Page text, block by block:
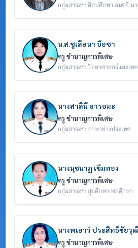
กลุ่มสาระฯ: ศิลปศึกษา ดนตรี น
น.ส.ซูเลียนา บือซา
ครู ชำนาญการพิเศษ
กลุ่มสาระฯ: วิทยาศาสตร์และเท
นางสาลินี อารอมะ
ครู ชำนาญการพิเศษ
กลุ่มสาระฯ: ภาษาต่างประเทศ
นางนุชนาฏ เข็มทอง
ครู ชำนาญการพิเศษ
กลุ่มสาระฯ: สุขศึกษา พลศึกษา
นางพเยาว์ ประสิทธิชัยวุฒิ
ครู ชำนาญการพิเศษ